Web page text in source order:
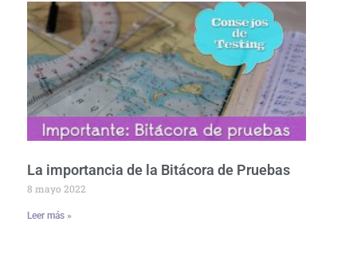
La importancia de la Bitácora de Pruebas
8 mayo 2022
Leer más »